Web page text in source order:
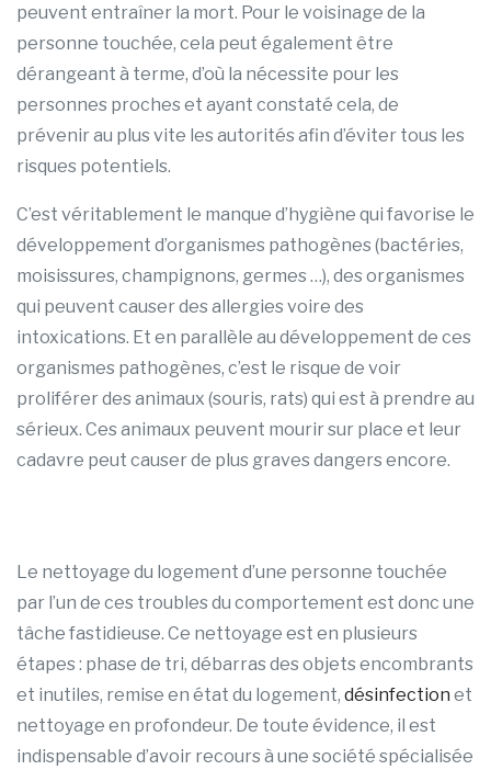
peuvent entraîner la mort. Pour le voisinage de la
personne touchée, cela peut également être
dérangeant à terme, d’où la nécessite pour les
personnes proches et ayant constaté cela, de
prévenir au plus vite les autorités afin d’éviter tous les
risques potentiels.
C’est véritablement le manque d’hygiène qui favorise le
développement d’organismes pathogènes (bactéries,
moisissures, champignons, germes …), des organismes
qui peuvent causer des allergies voire des
intoxications. Et en parallèle au développement de ces
organismes pathogènes, c’est le risque de voir
proliférer des animaux (souris, rats) qui est à prendre au
sérieux. Ces animaux peuvent mourir sur place et leur
cadavre peut causer de plus graves dangers encore.
Le nettoyage du logement d’une personne touchée
par l’un de ces troubles du comportement est donc une
tâche fastidieuse. Ce nettoyage est en plusieurs
étapes : phase de tri, débarras des objets encombrants
et inutiles, remise en état du logement, désinfection et
nettoyage en profondeur. De toute évidence, il est
indispensable d’avoir recours à une société spécialisée